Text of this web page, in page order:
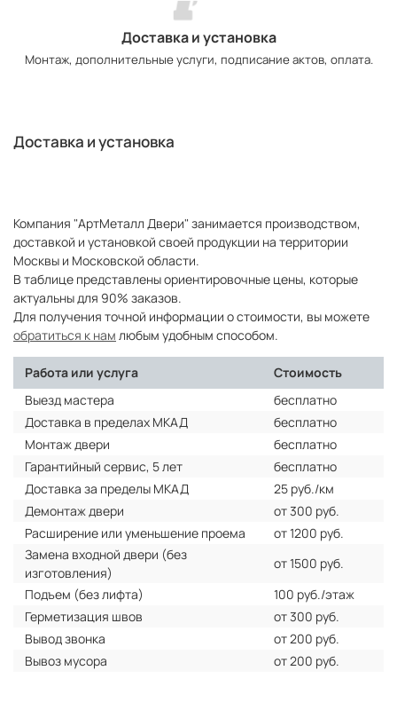
Доставка и установка
Монтаж, дополнительные услуги, подписание актов, оплата.
Доставка и установка
Компания "АртМеталл Двери" занимается производством,
доставкой и установкой своей продукции на территории
Москвы и Московской области.
В таблице представлены ориентировочные цены, которые
актуальны для 90% заказов.
Для получения точной информации о стоимости, вы можете
обратиться к нам любым удобным способом.
Работа или услуга
Стоимость
Выезд мастера
бесплатно
Доставка в пределах МКАД
бесплатно
Монтаж двери
бесплатно
Гарантийный сервис, 5 лет
бесплатно
Доставка за пределы МКАД
25 руб./км
Демонтаж двери
от 300 руб.
Расширение или уменьшение проема
от 1200 руб.
Замена входной двери (без
изготовления)
от 1500 руб.
Подъем (без лифта)
100 руб./этаж
Герметизация швов
от 300 руб.
Вывод звонка
от 200 руб.
Вывоз мусора
от 200 руб.